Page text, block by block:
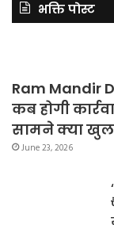
भक्ति पोस्ट
Ram Mandir
कब होगी
सामने क्या
June 23, 2026